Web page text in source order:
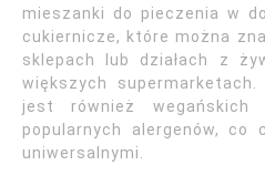
mieszanki do pieczenia w
cukiernicze, które można
sklepach lub działach z
większych
jest również wegańskich
popularnych alergenów, co
uniwersalnymi.